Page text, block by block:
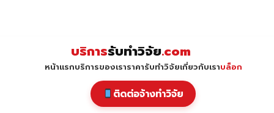
บริการรับทำวิจัย.com
หน้าแรกบริการของเราราคารับทำวิจัยเกี่ยวกับเราบล็อก
ติดต่อจ้างทำวิจัย